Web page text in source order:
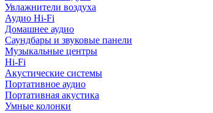
Увлажнители воздуха
Аудио Hi-Fi
Домашнее аудио
Саундбары и звуковые панели
Музыкальные центры
Hi-Fi
Акустические системы
Портативное аудио
Портативная акустика
Умные колонки